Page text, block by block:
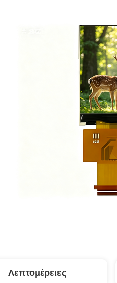
Λεπτομέρειες